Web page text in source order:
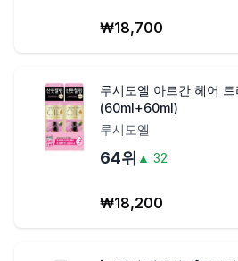
₩18,700
루시도엘 아르간 헤어
(60ml+60ml)
루시도엘
64위 ▲ 32
₩18,200